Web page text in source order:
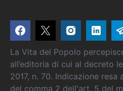
La Vita del Popolo
all’editoria di cui al decreto
2017, n. 70. Indicazione resa
del comma 2 dell'art. 5 del